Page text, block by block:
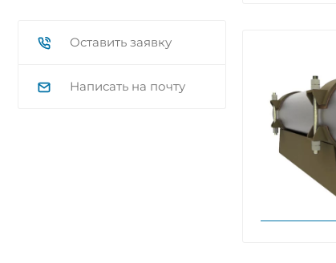
Оставить заявку
Написать на почту